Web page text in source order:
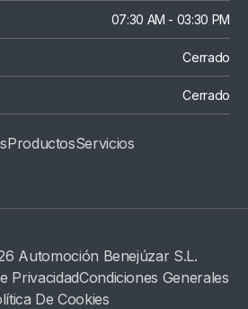
07:30 AM - 03:30 PM
Cerrado
Cerrado
ProductosSErvicios
Automoción Benejúzar S.L.
PrivacidadCondiciones Generales
De Cookies